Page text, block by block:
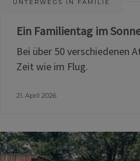
UNTERWEGS IN FAMILIE
Ein Familientag im
Bei über 50 verschiedenen
Zeit wie im Flug.
21. April 2026